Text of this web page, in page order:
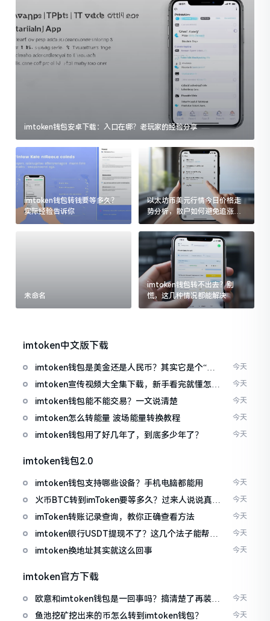
imtoken钱包安卓下载：入口在哪？老玩家的经验分享
imtoken钱包转钱要等多久？
实际经验告诉你
以太坊币美元行情今日价格走
势分析，散户如何避免追涨杀
跌被套牢
未命名
imtoken钱包转不出去？别
慌，这几种情况都能解决
imtoken中文版下载
imtoken钱包是美金还是人民币？其实它是个“多
面手”
今天
imtoken宣传视频大全集下载，新手看完就懂怎么
用
今天
imtoken钱包能不能交易？一文说清楚 今天
imtoken怎么转能量 波场能量转换教程 今天
imtoken钱包用了好几年了，到底多少年了？ 今天
imtoken钱包2.0
imtoken钱包支持哪些设备？手机电脑都能用 今天
火币BTC转到imToken要等多久？过来人说说真实
情况
今天
imToken转账记录查询，教你正确查看方法 今天
imtoken银行USDT提现不了？这几个法子能帮你
搞定
今天
imtoken换地址其实就这么回事 今天
imtoken官方下载
欧意和imtoken钱包是一回事吗？搞清楚了再装钱
包
今天
鱼池挖矿挖出来的币怎么转到imtoken钱包？ 今天